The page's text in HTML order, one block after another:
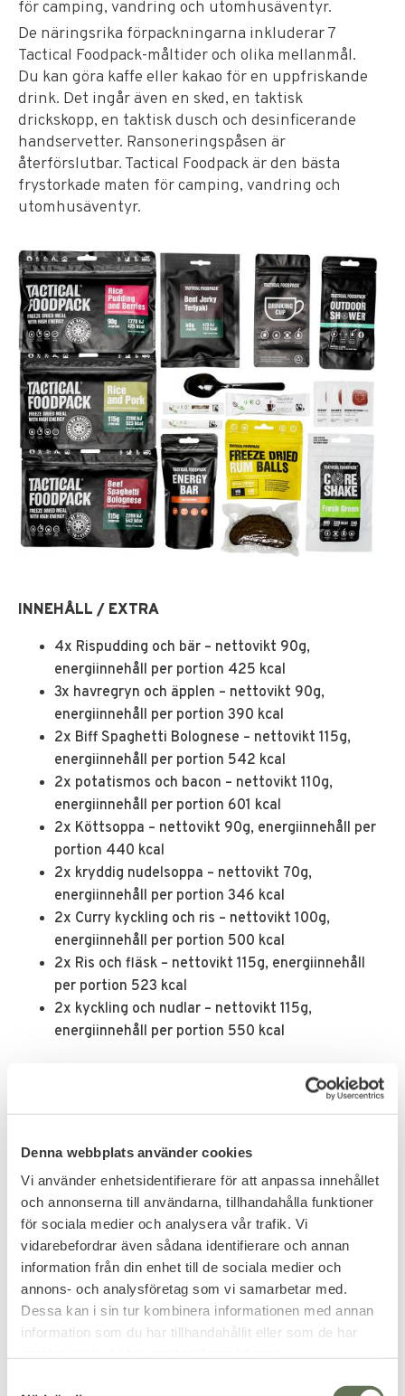
Denna webbplats använder cookies
Vi använder enhetsidentifierare för att anpassa innehållet
och annonserna till användarna, tillhandahålla funktioner
för sociala medier och analysera vår trafik. Vi
vidarebefordrar även sådana identifierare och annan
information från din enhet till de sociala medier och
annons- och analysföretag som vi samarbetar med.
Dessa kan i sin tur kombinera informationen med annan
information som du har tillhandahållit eller som de har
för camping, vandring och utomhusäventyr.
De näringsrika förpackningarna inkluderar 7
Tactical Foodpack-måltider och olika mellanmål.
Du kan göra kaffe eller kakao för en uppfriskande
drink. Det ingår även en sked, en taktisk
drickskopp, en taktisk dusch och desinficerande
handservetter. Ransoneringspåsen är
återförslutbar. Tactical Foodpack är den bästa
frystorkade maten för camping, vandring och
utomhusäventyr.
INNEHÅLL / EXTRA
4x Rispudding och bär – nettovikt 90g,
energiinnehåll per portion 425 kcal
3x havregryn och äpplen – nettovikt 90g,
energiinnehåll per portion 390 kcal
2x Biff Spaghetti Bolognese – nettovikt 115g,
energiinnehåll per portion 542 kcal
2x potatismos och bacon – nettovikt 110g,
energiinnehåll per portion 601 kcal
2x Köttsoppa – nettovikt 90g, energiinnehåll per
portion 440 kcal
2x kryddig nudelsoppa – nettovikt 70g,
energiinnehåll per portion 346 kcal
2x Curry kyckling och ris – nettovikt 100g,
energiinnehåll per portion 500 kcal
2x Ris och fläsk – nettovikt 115g, energiinnehåll
per portion 523 kcal
2x kyckling och nudlar – nettovikt 115g,
energiinnehåll per portion 550 kcal
Idén till Tactical Foodpack kom från en läkare i den
estniska specialstyrkan som i sitt dagliga arbete
ställdes inför komplicerade tillstånd som satte både
fysisk och psykisk hälsa på prov. Stunderna där man
kunde ta en paus och njuta av ett snabbt mellanmål i
sällskap med sina kamrater blev mer och mer
värdefulla. Särskilt när man behöver tillbringa långa
Maten behöver både vara god, lätt att bära med sig
och kunna intas snabbt. Därför har vi skapat en
produktlinje som erbjuder lång hållbarhet utan